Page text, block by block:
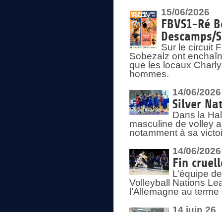
15/06/2026
FBVS1-Ré
Descamps/
Sur le circuit
Sobezalz ont
que les locaux
hommes.
14/06/2026
Silver
Dans la
masculine de volley
notamment à sa
14/06/2026
Fin
L’équipe
Volleyball Nations
l’Allemagne au
14 juin 26